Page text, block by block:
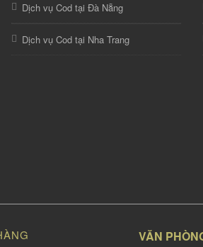
Dịch vụ Cod tại Đà Nẵng
Dịch vụ Cod tại Nha Trang
VĂN